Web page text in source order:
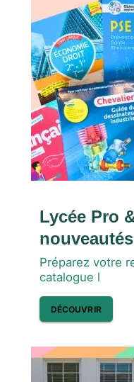
Lycée Pro
Préparez votre
catalogue l
DÉCOUVRIR